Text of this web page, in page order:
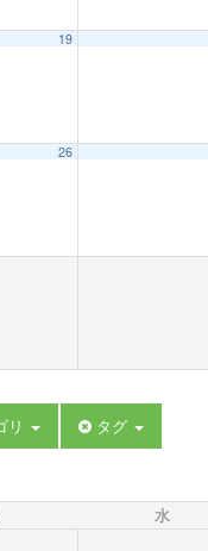
19
26
リ タグ
水